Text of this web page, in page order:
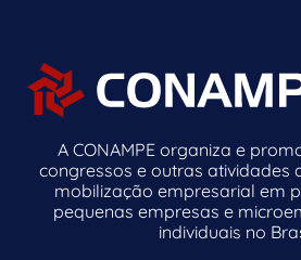
A CONAMPE organiza e
congressos e outras atividades
mobilização empresarial em
pequenas empresas e
individuais no